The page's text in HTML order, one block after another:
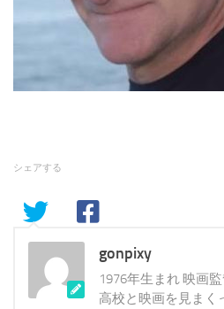
シェアする
gonpixy
1976年生まれ 映画
高校と映画を見まく